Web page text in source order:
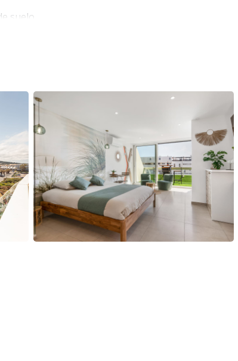
suelo
lavavajillas, máquina Nespresso, aire
y discreto
estancia refinada
Naturista